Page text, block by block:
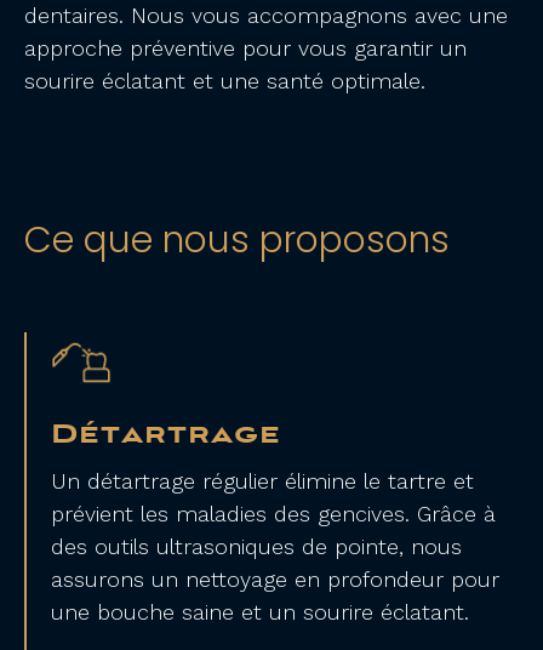
dentaires. Nous vous accompagnons avec une
approche préventive pour vous garantir un
sourire éclatant et une santé optimale.
Ce que nous proposons
Détartrage
Un détartrage régulier élimine le tartre et
prévient les maladies des gencives. Grâce à
des outils ultrasoniques de pointe, nous
assurons un nettoyage en profondeur pour
une bouche saine et un sourire éclatant.